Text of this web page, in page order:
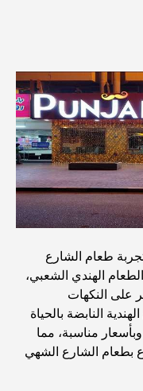
اكتشف أفضل
مثيل لها لكل مسافر
دبي: دليلك الشامل
أفضل أماكن الإفطار في دبي: أفضل 7 أماكن لا تُضاهى لتجربة
مثالي من القهوة
جولة مغامرة لعشاق
طعام الشارع
الهندي الشعبي،
على النكهات
النابضة بالحياة
مناسبة، مما
بطعام الشارع الشهي